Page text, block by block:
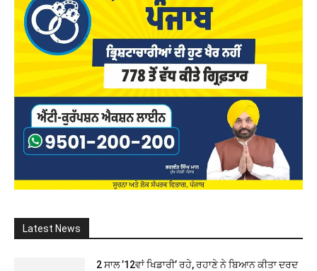
Latest News
2 ਸਾਲ ’12ਵਾਂ ਖਿਡਾਰੀ’ ਰਹੇ, ਰਹਾਣੇ ਨੇ ਬਿਆਨ ਕੀਤਾ ਦਰਦ